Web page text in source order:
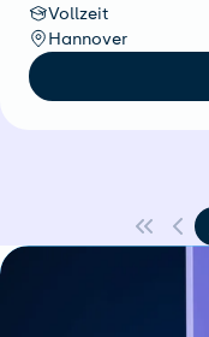
Vollzeit
Hannover